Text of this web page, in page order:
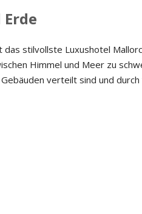
stilvollste Luxushotel
Himmel und Meer zu
verteilt sind und